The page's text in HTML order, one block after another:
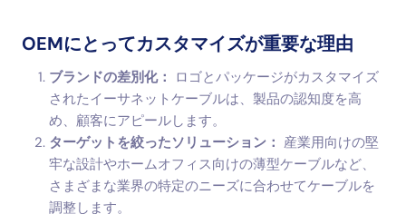
OEMにとってカスタマイズが重要な理由
ブランドの差別化：
ロゴとパッケージがカスタマイズ
されたイーサネットケーブルは、製品の認知度を高
め、顧客にアピールします。
ターゲットを絞ったソリューション： 産業用向けの堅
牢な設計やホームオフィス向けの薄型ケーブルなど、
さまざまな業界の特定のニーズに合わせてケーブルを
調整します。